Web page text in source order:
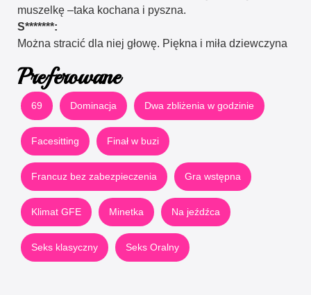
muszelkę –taka kochana i pyszna.
S*******:
Można stracić dla niej głowę. Piękna i miła dziewczyna
Preferowane
69 Dominacja Dwa zbliżenia w godzinie
Facesitting Finał w buzi
Francuz bez zabezpieczenia Gra wstępna
Klimat GFE Minetka Na jeźdźca
Seks klasyczny Seks Oralny